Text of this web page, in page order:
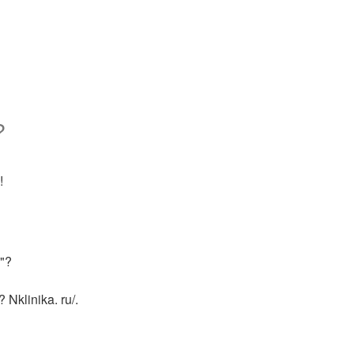
Nklinika. ru/.